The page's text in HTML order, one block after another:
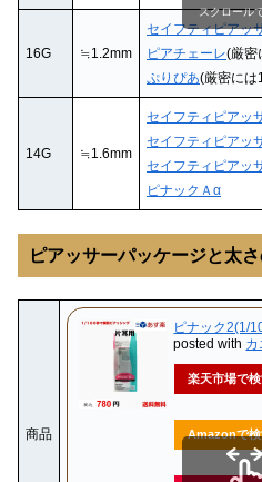
16G ≒1.2mm
セイフティピアッ
ピアチェーレ(厳密
ぷりぴあ(厳密には
14G ≒1.6mm
セイフティピアッ
セイフティピアッ
セイフティピアッ
ピナックＡα
スクロール
ピアッサーパッケージと太
商品
ピナック2(1/
posted with カ
楽天市場で
Amazonで